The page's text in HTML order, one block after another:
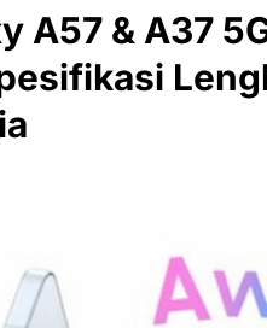
A57 & A37